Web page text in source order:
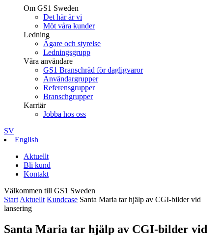
Om GS1 Sweden
Det här är vi
Möt våra kunder
Ledning
Ägare och styrelse
Ledningsgrupp
Våra användare
GS1 Branschråd för dagligvaror
Användargrupper
Referensgrupper
Branschgrupper
Karriär
Jobba hos oss
SV
English
Aktuellt
Bli kund
Kontakt
Välkommen till GS1 Sweden
Start Aktuellt Kundcase Santa Maria tar hjälp av CGI-bilder vid
lansering
Santa Maria tar hjälp av CGI-bilder vid